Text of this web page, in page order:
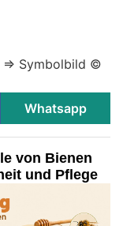
Symbolbild ©
Whatsapp
von Bienen
und Pflege